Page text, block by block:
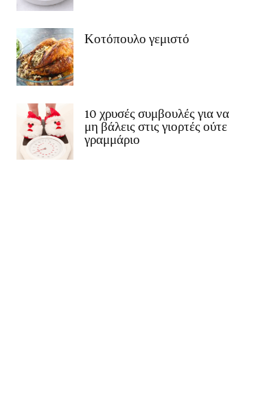
Κοτόπουλο γεμιστό
10 χρυσές συμβουλές για να
μη βάλεις στις γιορτές ούτε
γραμμάριο